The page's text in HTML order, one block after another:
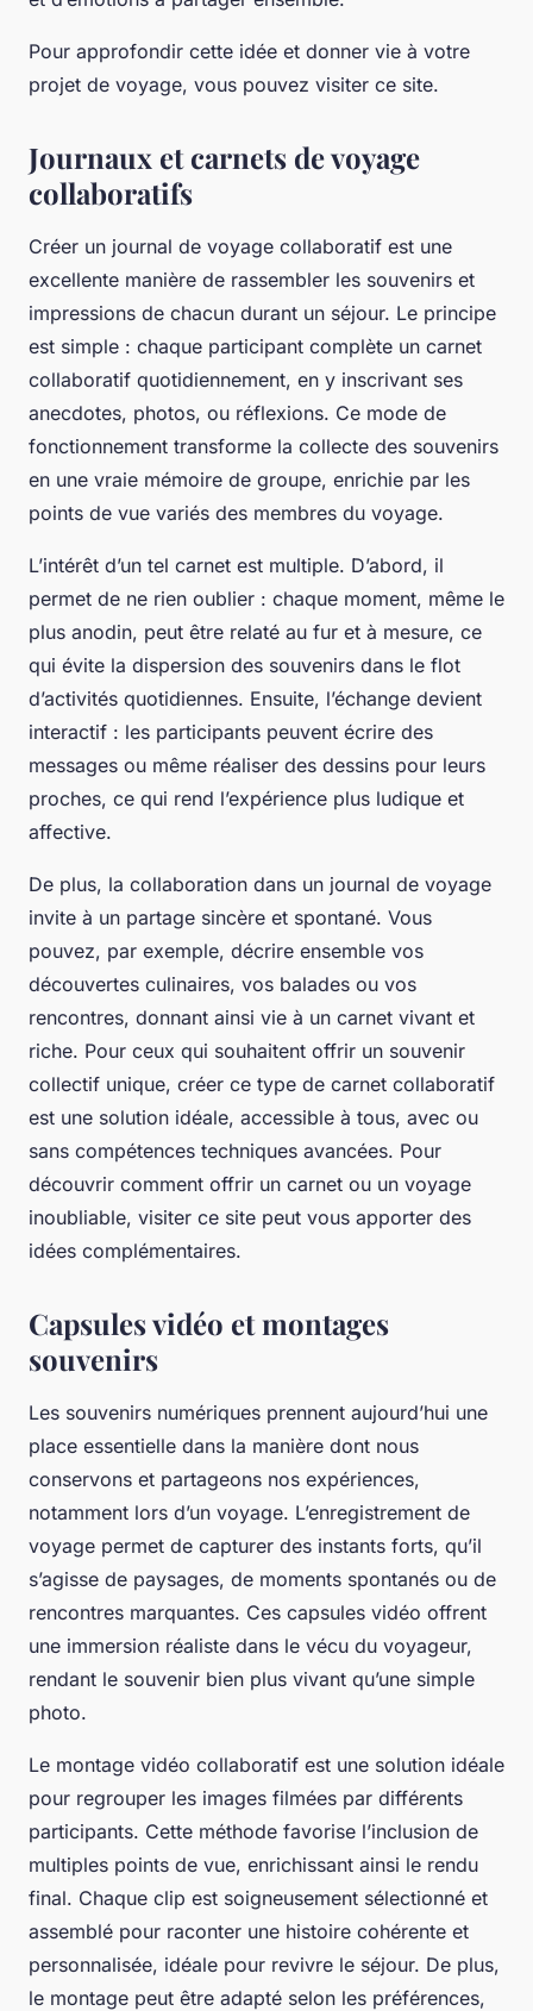
Pour approfondir cette idée et donner vie à votre
projet de voyage, vous pouvez visiter ce site.
Journaux et carnets de voyage
collaboratifs
Créer un journal de voyage collaboratif est une
excellente manière de rassembler les souvenirs et
impressions de chacun durant un séjour. Le principe
est simple : chaque participant complète un carnet
collaboratif quotidiennement, en y inscrivant ses
anecdotes, photos, ou réflexions. Ce mode de
fonctionnement transforme la collecte des souvenirs
en une vraie mémoire de groupe, enrichie par les
points de vue variés des membres du voyage.
L’intérêt d’un tel carnet est multiple. D’abord, il
permet de ne rien oublier : chaque moment, même le
plus anodin, peut être relaté au fur et à mesure, ce
qui évite la dispersion des souvenirs dans le flot
d’activités quotidiennes. Ensuite, l’échange devient
interactif : les participants peuvent écrire des
messages ou même réaliser des dessins pour leurs
proches, ce qui rend l’expérience plus ludique et
affective.
De plus, la collaboration dans un journal de voyage
invite à un partage sincère et spontané. Vous
pouvez, par exemple, décrire ensemble vos
découvertes culinaires, vos balades ou vos
rencontres, donnant ainsi vie à un carnet vivant et
riche. Pour ceux qui souhaitent offrir un souvenir
collectif unique, créer ce type de carnet collaboratif
est une solution idéale, accessible à tous, avec ou
sans compétences techniques avancées. Pour
découvrir comment offrir un carnet ou un voyage
inoubliable, visiter ce site peut vous apporter des
idées complémentaires.
Capsules vidéo et montages
souvenirs
Les souvenirs numériques prennent aujourd’hui une
place essentielle dans la manière dont nous
conservons et partageons nos expériences,
notamment lors d’un voyage. L’enregistrement de
voyage permet de capturer des instants forts, qu’il
s’agisse de paysages, de moments spontanés ou de
rencontres marquantes. Ces capsules vidéo offrent
une immersion réaliste dans le vécu du voyageur,
rendant le souvenir bien plus vivant qu’une simple
photo.
Le montage vidéo collaboratif est une solution idéale
pour regrouper les images filmées par différents
participants. Cette méthode favorise l’inclusion de
multiples points de vue, enrichissant ainsi le rendu
final. Chaque clip est soigneusement sélectionné et
assemblé pour raconter une histoire cohérente et
personnalisée, idéale pour revivre le séjour. De plus,
le montage peut être adapté selon les préférences,